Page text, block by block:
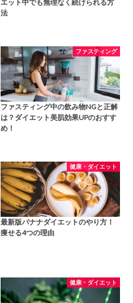
エット中でも無理なく続けられる方
法
ファスティング
ファスティング中の飲み物NGと正解
は？ダイエット美肌効果UPのおすす
め！
健康・ダイエット
最新版バナナダイエットのやり方！
痩せる4つの理由
健康・ダイエット